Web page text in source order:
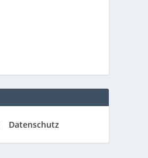
Datenschutz